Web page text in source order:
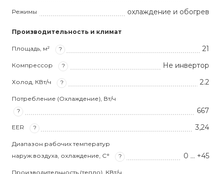
Режимы охлаждение и обогрев
Производительность и климат
Площадь, м² ? 21
Компрессор ? Не инвертор
Холод, КВт/ч ? 2.2
Потребление (Охлаждение), Вт/ч
?
667
EER ? 3,24
Диапазон рабочих температур
наруж.воздуха, охлаждение, С°
? 0 … +45
Производительность (тепло), КВт/ч